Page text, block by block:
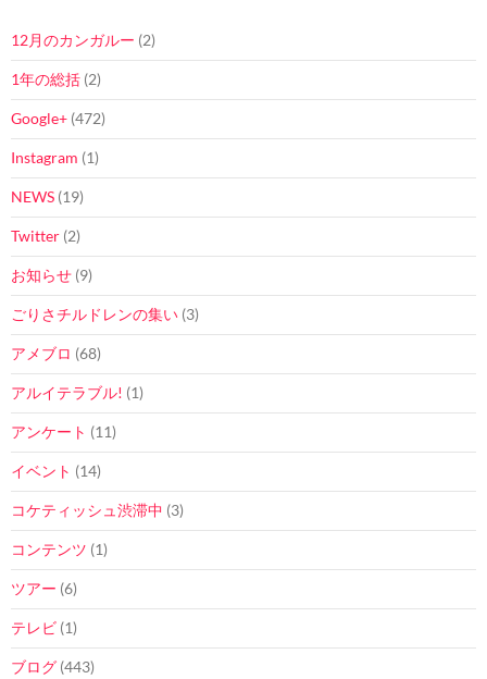
12月のカンガルー (2)
1年の総括 (2)
Google+ (472)
Instagram (1)
NEWS (19)
Twitter (2)
お知らせ (9)
ごりさチルドレンの集い (3)
アメブロ (68)
アルイテラブル! (1)
アンケート (11)
イベント (14)
コケティッシュ渋滞中 (3)
コンテンツ (1)
ツアー (6)
テレビ (1)
ブログ (443)